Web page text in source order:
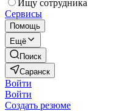
Ищу сотрудника
Сервисы
Помощь
Ещё
Поиск
Саранск
Войти
Войти
Создать резюме